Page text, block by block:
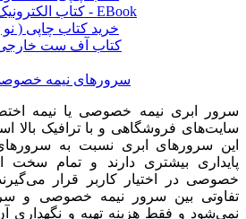
کتاب الکترونیک - EBook
خرید کتاب چاپی ( نو
کتاب آف ست
سرورهای نیمه
سرور ابری نیمه خصوصی یا نیمه
سایت‌های فروشگاهی و با ترافیک بالا
این سرورهای ابری نسبت به
پایداری بیشتری دارند و تمام سخت
خصوصی در اختیار کاربر قرار
تفاوتی بین سرور نیمه خصوصی و
نمی‌شود و فقط هزینه تهیه و نگهداری